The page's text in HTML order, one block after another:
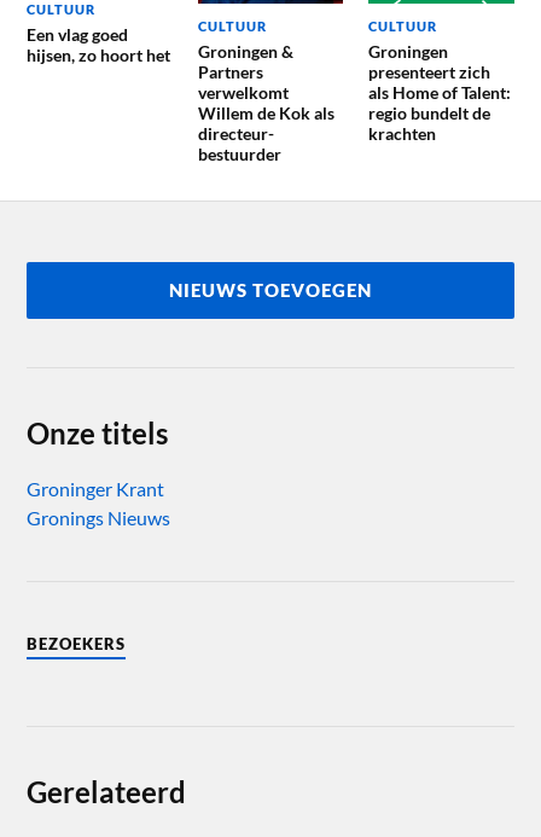
CULTUUR
Een vlag goed
hijsen, zo hoort het
CULTUUR
Groningen &
Partners
verwelkomt
Willem de Kok als
directeur-
bestuurder
CULTUUR
Groningen
presenteert zich
als Home of Talent:
regio bundelt de
krachten
NIEUWS TOEVOEGEN
Onze titels
Groninger Krant
Gronings Nieuws
BEZOEKERS
Gerelateerd